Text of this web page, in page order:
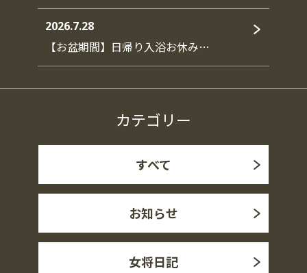
2026.7.28
【お盆期間】日帰り入浴お休み…
カテゴリー
すべて
お知らせ
女将日記